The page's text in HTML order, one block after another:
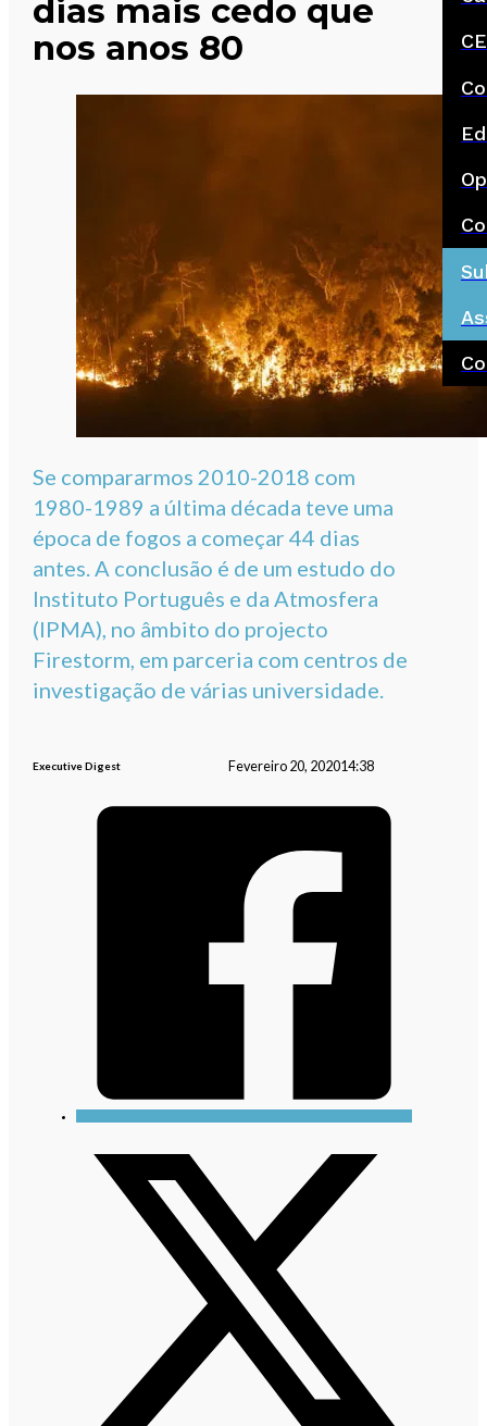
dias mais cedo que
nos anos 80
Se compararmos 2010-2018 com
1980-1989 a última década teve uma
época de fogos a começar 44 dias
antes. A conclusão é de um estudo do
Instituto Português e da Atmosfera
(IPMA), no âmbito do projecto
Firestorm, em parceria com centros de
investigação de várias universidade.
Executive Digest Fevereiro 20, 202014:38